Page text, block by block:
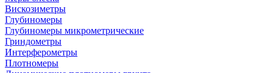
Вискозиметры
Глубиномеры
Глубиномеры микрометрические
Гриндометры
Интерферометры
Плотномеры